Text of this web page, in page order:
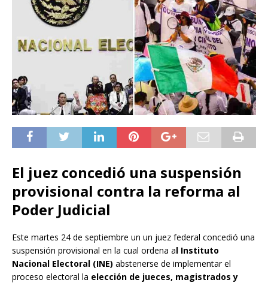
El juez concedió una suspensión
provisional contra la reforma al
Poder Judicial
Este martes 24 de septiembre un un juez federal concedió una
suspensión provisional en la cual ordena al Instituto
Nacional Electoral (INE) abstenerse de implementar el
proceso electoral la elección de jueces, magistrados y